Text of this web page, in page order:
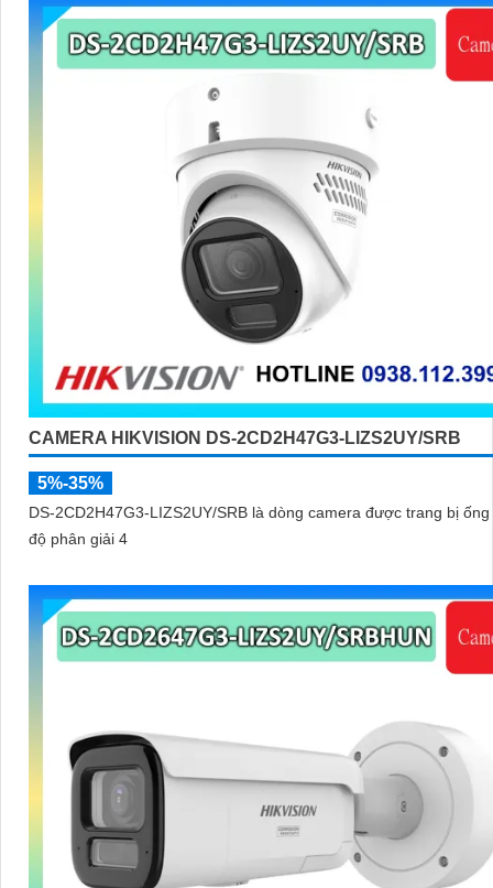
CAMERA HIKVISION DS-2CD2H47G3-LIZS2UY/SRB
5%-35%
DS-2CD2H47G3-LIZS2UY/SRB là dòng camera được trang bị
độ phân giải 4